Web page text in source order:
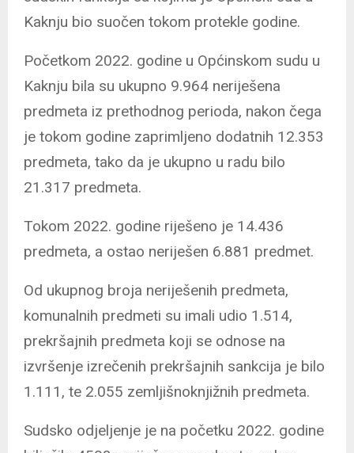
Kaknju bio suočen tokom protekle godine.
Početkom 2022. godine u Općinskom sudu u
Kaknju bila su ukupno 9.964 neriješena
predmeta iz prethodnog perioda, nakon čega
je tokom godine zaprimljeno dodatnih 12.353
predmeta, tako da je ukupno u radu bilo
21.317 predmeta.
Tokom 2022. godine riješeno je 14.436
predmeta, a ostao neriješen 6.881 predmet.
Od ukupnog broja neriješenih predmeta,
komunalnih predmeti su imali udio 1.514,
prekršajnih predmeta koji se odnose na
izvršenje izrečenih prekršajnih sankcija je bilo
1.111, te 2.055 zemljišnoknjižnih predmeta.
Sudsko odjeljenje je na početku 2022. godine